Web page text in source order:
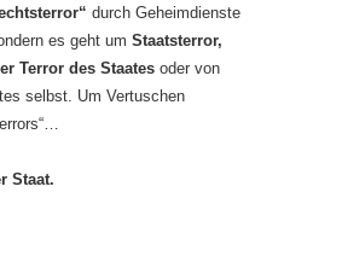
durch Geheimdienste
es geht um Staatsterror,
Terror des Staates oder von
selbst. Um Vertuschen
Staat.